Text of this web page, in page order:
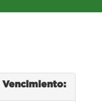
Vencimiento: